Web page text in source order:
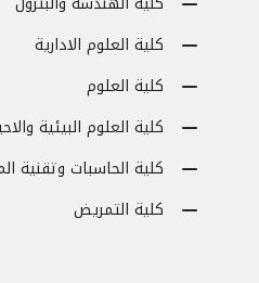
كلية العلوم الادارية
كلية العلوم
كلية العلوم البيئية
كلية الحاسبات وتقنية
كلية التمريض